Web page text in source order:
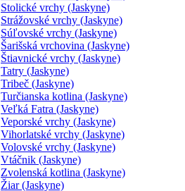
Stolické vrchy (Jaskyne)
Strážovské vrchy (Jaskyne)
Súľovské vrchy (Jaskyne)
Šarišská vrchovina (Jaskyne)
Štiavnické vrchy (Jaskyne)
Tatry (Jaskyne)
Tribeč (Jaskyne)
Turčianska kotlina (Jaskyne)
Veľká Fatra (Jaskyne)
Veporské vrchy (Jaskyne)
Vihorlatské vrchy (Jaskyne)
Volovské vrchy (Jaskyne)
Vtáčnik (Jaskyne)
Zvolenská kotlina (Jaskyne)
Žiar (Jaskyne)